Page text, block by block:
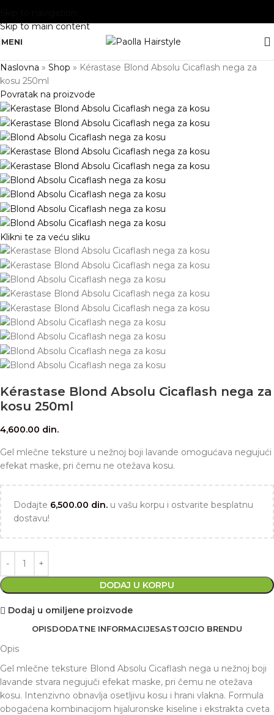
Skip to main content
MENI
Naslovna » Shop » Kérastase Blond Absolu Cicaflash nega za
kosu 250ml
Povratak na proizvode
Klikni te za veću sliku
Kérastase Blond Absolu Cicaflash nega za
kosu 250ml
4,600.00 din.
Gel mlečne teksture u nežnoj boji lavande omogućava negujući
efekat maske, pri čemu ne otežava kosu.
Dodajte 6,500.00 din. u vašu korpu i ostvarite besplatnu
dostavu!
DODAJ U KORPU
Dodaj u omiljene proizvode
OPISDODATNE INFORMACIJESASTOJCIO BRENDU
Opis
Gel mlečne teksture Blond Absolu Cicaflash nega u nežnoj boji
lavande stvara negujuči efekat maske, pri čemu ne otežava
kosu. Intenzivno obnavlja osetljivu kosu i hrani vlakna. Formula
obogaćena kombinacijom hijaluronske kiseline i ekstrakta cveta